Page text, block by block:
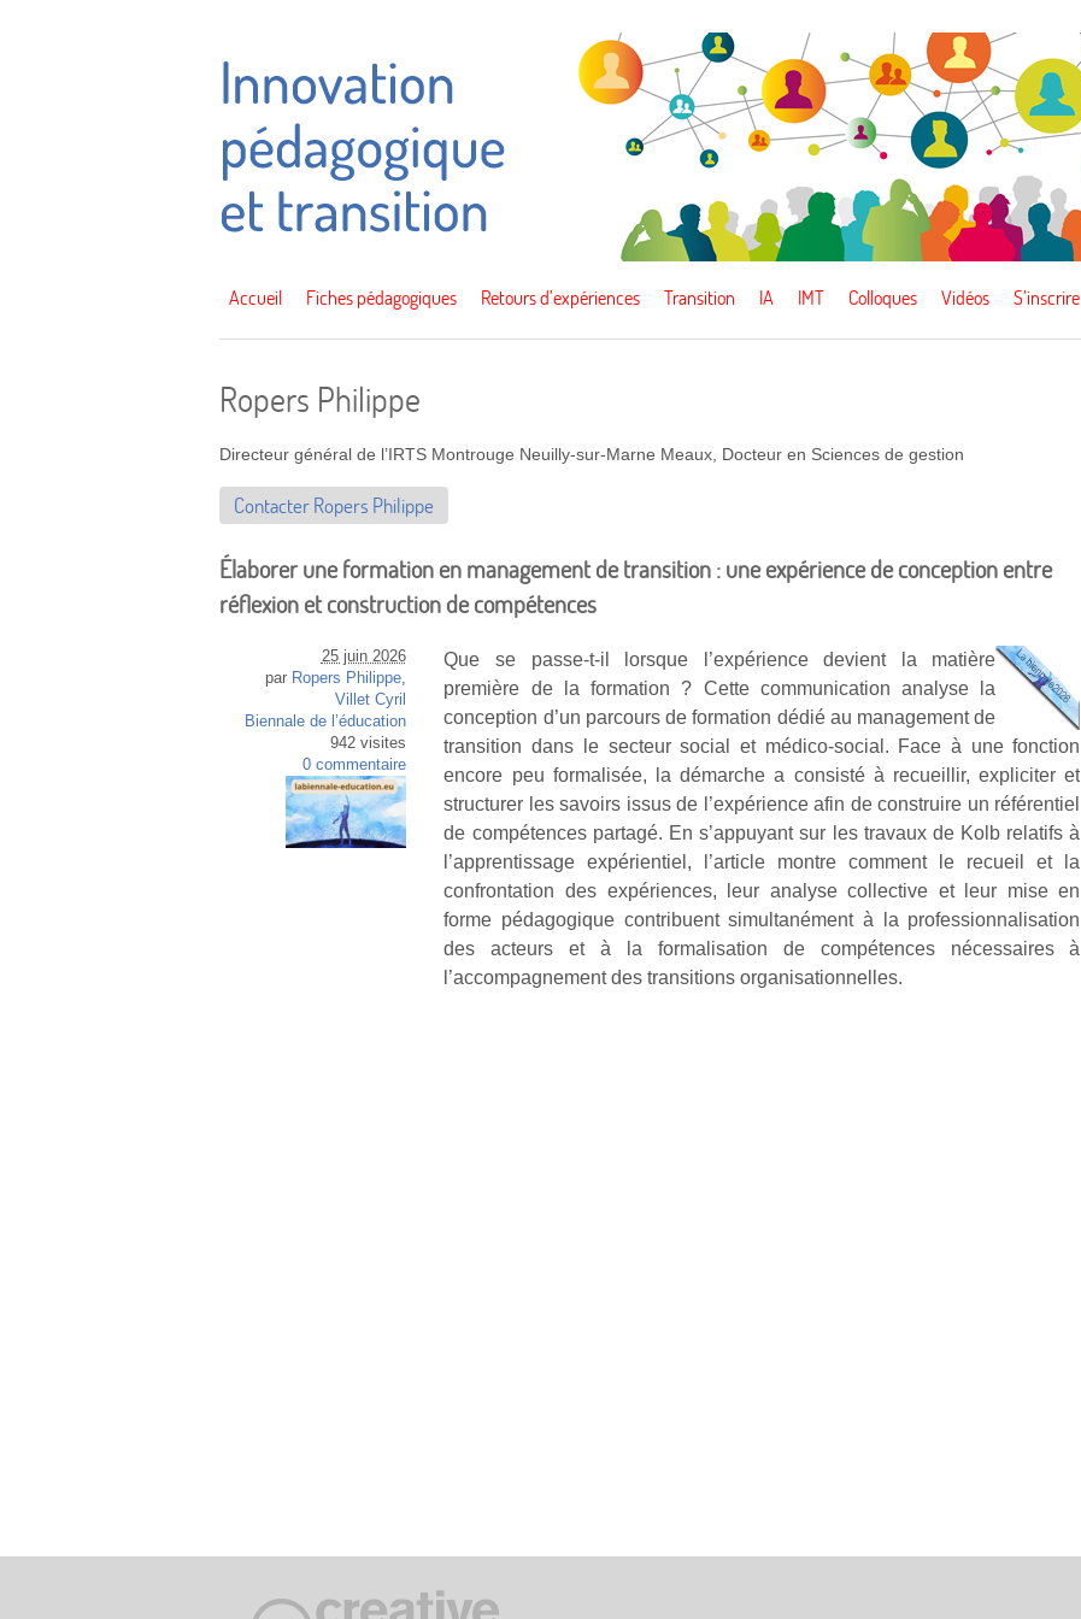
Accueil Fiches pédagogiques Retours d’expériences Transition IA IMT Colloques Vidéos S’inscrire
Ropers Philippe
Directeur général de l’IRTS Montrouge Neuilly-sur-Marne Meaux, Docteur en Sciences de gestion
Contacter Ropers Philippe
Élaborer une formation en management de transition : une expérience de conception entre
réflexion et construction de compétences
Que se passe-t-il lorsque l’expérience devient la matière
première de la formation ? Cette communication analyse la
conception d’un parcours de formation dédié au management de
transition dans le secteur social et médico-social. Face à une fonction
encore peu formalisée, la démarche a consisté à recueillir, expliciter et
structurer les savoirs issus de l’expérience afin de construire un référentiel
de compétences partagé. En s’appuyant sur les travaux de Kolb relatifs à
l’apprentissage expérientiel, l’article montre comment le recueil et la
confrontation des expériences, leur analyse collective et leur mise en
forme pédagogique contribuent simultanément à la professionnalisation
des acteurs et à la formalisation de compétences nécessaires à
l’accompagnement des transitions organisationnelles.
25 juin 2026
par Ropers Philippe,
Villet Cyril
Biennale de l’éducation
942 visites
0 commentaire